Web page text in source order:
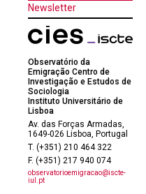
Newsletter
Observatório da
Emigração Centro de
Investigação e Estudos de
Sociologia
Instituto Universitário de
Lisboa
Av. das Forças Armadas,
1649-026 Lisboa, Portugal
T. (+351) 210 464 322
F. (+351) 217 940 074
observatorioemigracao@iscte-
iul.pt